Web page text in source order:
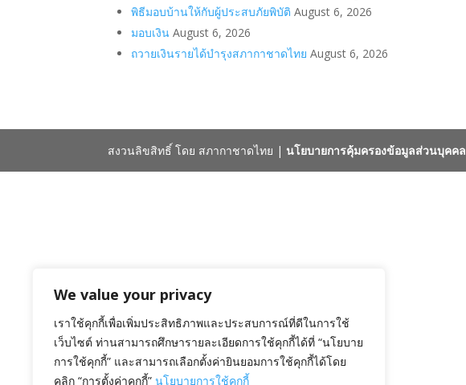
We value your privacy
เราใช้คุกกี้เพื่อเพิ่มประสิทธิภาพและประสบการณ์ที่ดีในการใช้
เว็บไซต์ ท่านสามารถศึกษารายละเอียดการใช้คุกกี้ได้ที่ “นโยบาย
การใช้คุกกี้” และสามารถเลือกตั้งค่ายินยอมการใช้คุกกี้ได้โดย
คลิก “การตั้งค่าคุกกี้” นโยบายการใช้คุกกี้
พิธีมอบบ้านให้กับผู้ประสบภัยพิบัติ August 6, 2026
มอบเงิน August 6, 2026
ถวายเงินรายได้บำรุงสภากาชาดไทย August 6, 2026
สงวนลิขสิทธิ์ โดย สภากาชาดไทย | นโยบายการคุ้มครองข้อมูลส่วนบุคคล